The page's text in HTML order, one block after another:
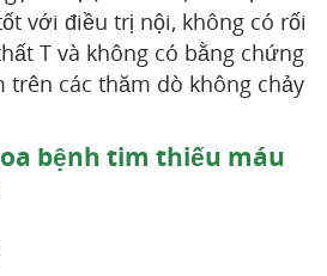
với điều trị nội, không có rối
T và không có bằng chứng
các thăm dò không chảy
bệnh tim thiếu máu